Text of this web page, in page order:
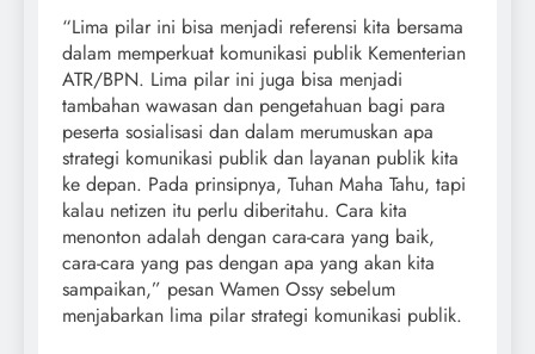
“Lima pilar ini bisa menjadi referensi kita bersama
dalam memperkuat komunikasi publik Kementerian
ATR/BPN. Lima pilar ini juga bisa menjadi
tambahan wawasan dan pengetahuan bagi para
peserta sosialisasi dan dalam merumuskan apa
strategi komunikasi publik dan layanan publik kita
ke depan. Pada prinsipnya, Tuhan Maha Tahu, tapi
kalau netizen itu perlu diberitahu. Cara kita
menonton adalah dengan cara-cara yang baik,
cara-cara yang pas dengan apa yang akan kita
sampaikan,” pesan Wamen Ossy sebelum
menjabarkan lima pilar strategi komunikasi publik.